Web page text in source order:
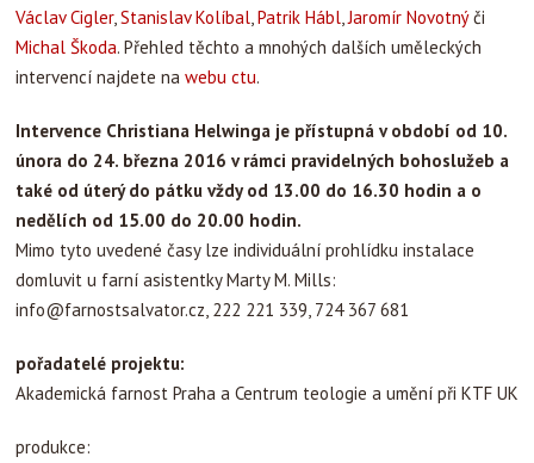
Václav Cigler, Stanislav Kolíbal Patrik Hábl Jaromír Novotnýči
Michal Škoda. Přehled těchto a mnohých dalších uměleckých
intervencí najdete na webu ctu.
Intervence Christiana Helwinga je přístupná v období od 10.
února do 24. března 2016 v rámci pravidelných bohoslužeb a
také od úterý do pátku vždy od 13.00 do 16.30 hodin a o
nedělích od 15.00 do 20.00 hodin.
Mimo tyto uvedené časy lze individuální prohlídku instalace
domluvit u farní asistentky Marty M. Mills:
info@farnostsalvator.cz , 222 221 339, 724 367 681
pořadatelé projektu:
Akademická farnost Praha a Centrum teologie a umění při KTF UK
produkce: